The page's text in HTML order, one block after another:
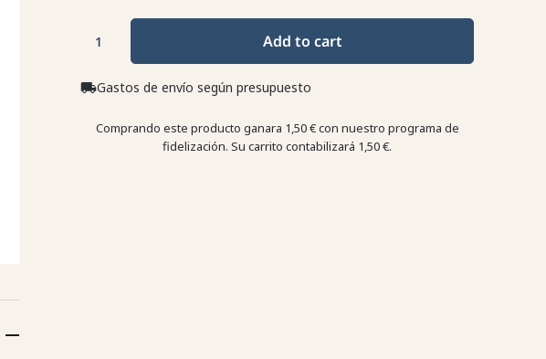
Add to cart
local_shippingGastos de envío según presupuesto
Comprando este producto ganara 1,50 €con nuestro programa de
fidelización. Su carrito contabilizará 1,50 €.